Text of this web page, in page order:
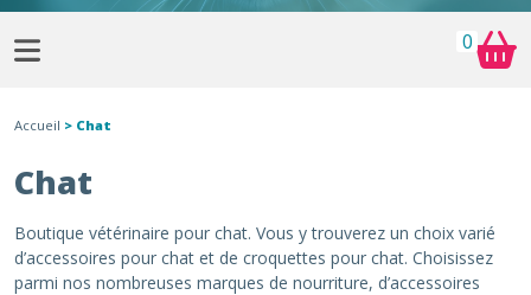
0
Accueil > Chat
Chat
Boutique vétérinaire pour chat. Vous y trouverez un choix varié
d’accessoires pour chat et de croquettes pour chat. Choisissez
parmi nos nombreuses marques de nourriture, d’accessoires